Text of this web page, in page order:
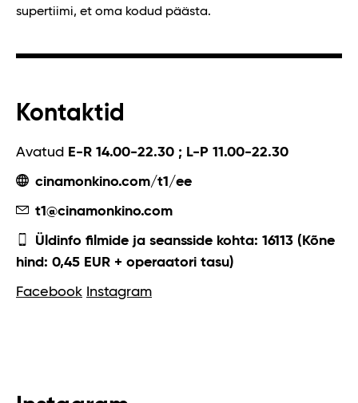
supertiimi, et oma kodud päästa.
Kontaktid
Avatud E-R 14.00-22.30 ; L-P 11.00-22.30
cinamonkino.com/t1/ee
t1@cinamonkino.com
Üldinfo filmide ja seansside kohta: 16113 (Kõne
hind: 0,45 EUR + operaatori tasu)
Facebook Instagram